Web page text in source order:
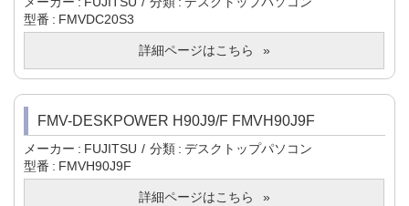
型番
FMVDC20S3
詳細ページはこちら
FMV-DESKPOWER H90J9/F FMVH90J9F
メーカー FUJITSU 分類
デスクトップパソコン
型番
FMVH90J9F
詳細ページはこちら